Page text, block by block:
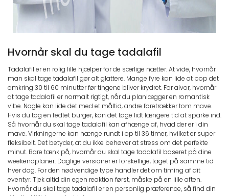
Hvornår skal du tage tadalafil
Tadalafil er en rolig lille hjælper for de særlige nætter. At vide, hvornår
man skal tage tadalafil gør alt glattere. Mange fyre kan lide at pop det
omkring 30 til 60 minutter før tingene bliver krydret. For alvor, hvornår
at tage tadalafil er normalt rigtigt, når du planlægger en romantisk
vibe. Nogle kan lide det med et måltid, andre foretrækker tom mave.
Hvis du tog en fedtet burger, kan det tage lidt længere tid at sparke ind.
Så hvornår du skal tage tadalafil kan afhænge af, hvad der er i din
mave. Virkningerne kan hænge rundt i op til 36 timer, hvilket er super
fleksibelt. Det betyder, at du ikke behøver at stress om det perfekte
minut. Bare tænk på, hvornår du skal tage tadalafil baseret på dine
weekendplaner. Daglige versioner er forskellige, taget på samme tid
hver dag. For den nødvendige type handler det om timing af dit
eventyr. Tjek altid din egen reaktion først, måske på en lille aften.
Hvornår du skal tage tadalafil er en personlig præference, så find din